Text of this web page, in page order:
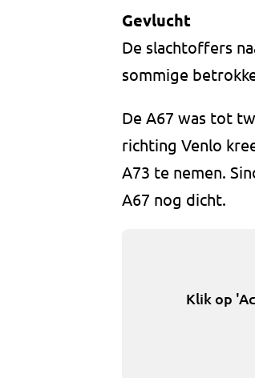
Gevlucht
De slachtoffers
sommige
De A67 was tot
richting Venlo
A73 te nemen.
A67 nog dicht.
Klik op